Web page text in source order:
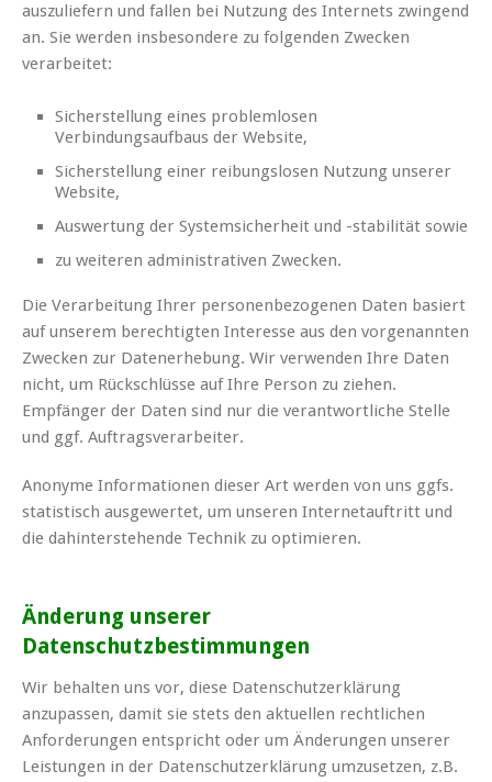
auszuliefern und fallen bei Nutzung des Internets zwingend
an. Sie werden insbesondere zu folgenden Zwecken
verarbeitet:
Sicherstellung eines problemlosen
Verbindungsaufbaus der Website,
Sicherstellung einer reibungslosen Nutzung unserer
Website,
Auswertung der Systemsicherheit und -stabilität sowie
zu weiteren administrativen Zwecken.
Die Verarbeitung Ihrer personenbezogenen Daten basiert
auf unserem berechtigten Interesse aus den vorgenannten
Zwecken zur Datenerhebung. Wir verwenden Ihre Daten
nicht, um Rückschlüsse auf Ihre Person zu ziehen.
Empfänger der Daten sind nur die verantwortliche Stelle
und ggf. Auftragsverarbeiter.
Anonyme Informationen dieser Art werden von uns ggfs.
statistisch ausgewertet, um unseren Internetauftritt und
die dahinterstehende Technik zu optimieren.
Änderung unserer
Datenschutzbestimmungen
Wir behalten uns vor, diese Datenschutzerklärung
anzupassen, damit sie stets den aktuellen rechtlichen
Anforderungen entspricht oder um Änderungen unserer
Leistungen in der Datenschutzerklärung umzusetzen, z.B.